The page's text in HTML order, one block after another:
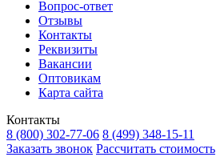
Вопрос-ответ
Отзывы
Контакты
Реквизиты
Вакансии
Оптовикам
Карта сайта
Контакты
8 (800) 302-77-06 8 (499) 348-15-11
Заказать звонок Рассчитать стоимость